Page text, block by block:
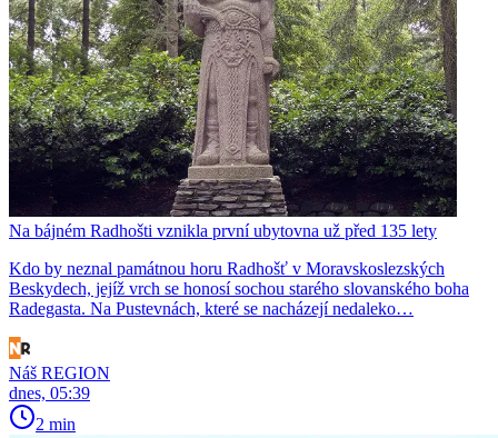
Na bájném Radhošti vznikla první ubytovna už před 135 lety
Kdo by neznal památnou horu Radhošť v Moravskoslezských
Beskydech, jejíž vrch se honosí sochou starého slovanského boha
Radegasta. Na Pustevnách, které se nacházejí nedaleko…
Náš REGION
dnes, 05:39
2 min